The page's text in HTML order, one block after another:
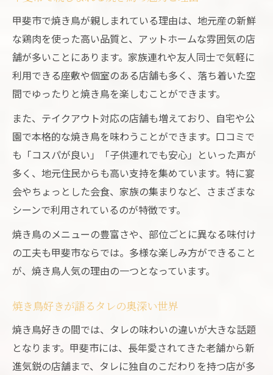
甲斐市で焼き鳥が親しまれている理由は、地元産の新鮮
な鶏肉を使った高い品質と、アットホームな雰囲気の店
舗が多いことにあります。家族連れや友人同士で気軽に
利用できる座敷や個室のある店舗も多く、落ち着いた空
間でゆったりと焼き鳥を楽しむことができます。
また、テイクアウト対応の店舗も増えており、自宅や公
園で本格的な焼き鳥を味わうことができます。口コミで
も「コスパが良い」「子供連れでも安心」といった声が
多く、地元住民からも高い支持を集めています。特に宴
会やちょっとした会食、家族の集まりなど、さまざまな
シーンで利用されているのが特徴です。
焼き鳥のメニューの豊富さや、部位ごとに異なる味付け
の工夫も甲斐市ならでは。多様な楽しみ方ができること
が、焼き鳥人気の理由の一つとなっています。
焼き鳥好きが語るタレの奥深い世界
焼き鳥好きの間では、タレの味わいの違いが大きな話題
となります。甲斐市には、長年愛されてきた老舗から新
進気鋭の店舗まで、タレに独自のこだわりを持つ店が多